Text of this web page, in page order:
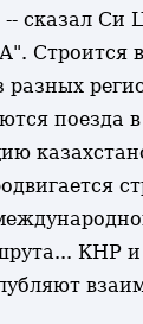
сказал Си
Строится
разных
поезда
КНР